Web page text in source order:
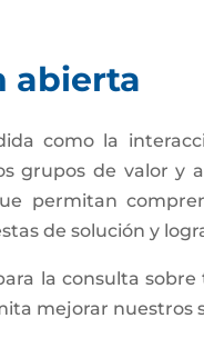
abierta
como la
grupos de valor y
permitan
de solución y
la consulta
mejorar nuestros